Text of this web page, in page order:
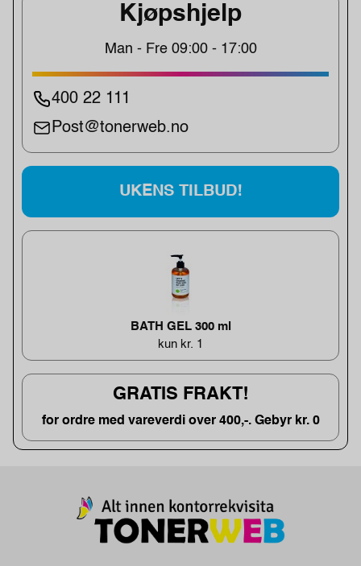
Kjøpshjelp
Man - Fre 09:00 - 17:00
400 22 111
Post@tonerweb.no
UKENS TILBUD!
BATH GEL 300 ml
kun kr. 1
GRATIS FRAKT!
for ordre med vareverdi over 400,-. Gebyr kr. 0